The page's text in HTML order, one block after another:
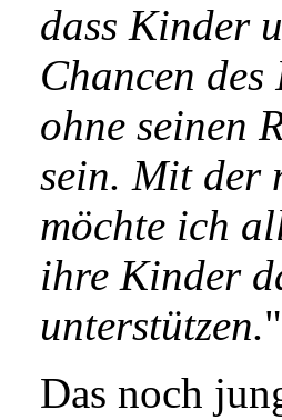
dass Kinder
Chancen des
ohne seinen
sein. Mit der
möchte ich
ihre Kinder
unterstützen."
Das noch